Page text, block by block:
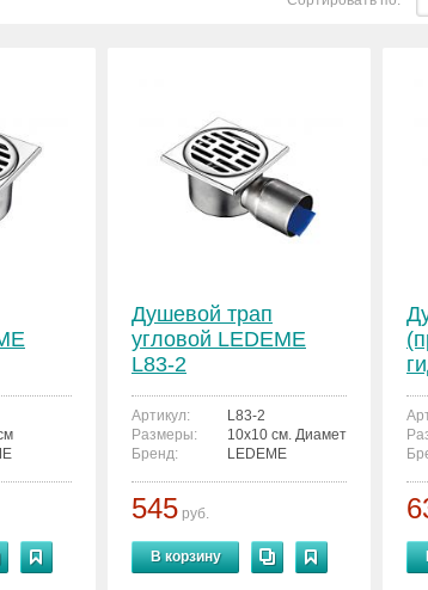
Душевой трап
угловой LEDEME
L83-2
Артикул:
L83-2
Размеры:
10x10 см. Диаметр трубы на
Бренд:
LEDEME
545 руб.
В корзину